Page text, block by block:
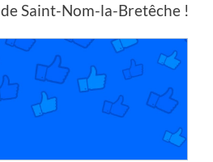
Saint-Nom-la-Bretêche !